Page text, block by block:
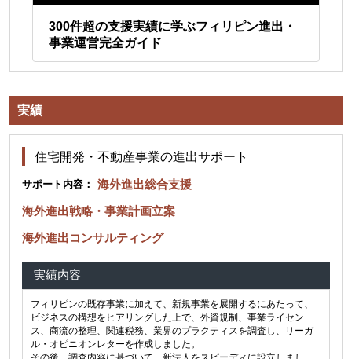
300件超の支援実績に学ぶフィリピン進出・
事業運営完全ガイド
実績
住宅開発・不動産事業の進出サポート
サポート内容：
海外進出総合支援
海外進出戦略・事業計画立案
海外進出コンサルティング
実績内容
フィリピンの既存事業に加えて、新規事業を展開するにあたって、
ビジネスの構想をヒアリングした上で、外資規制、事業ライセン
ス、商流の整理、関連税務、業界のプラクティスを調査し、リーガ
ル・オピニオンレターを作成しました。